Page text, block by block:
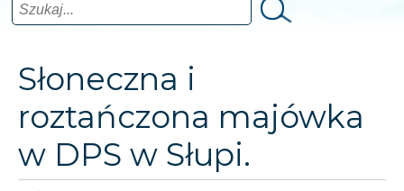
Szukaj
Słoneczna i
roztańczona majówka
w DPS w Słupi.